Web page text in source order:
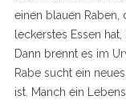
einen blauen
leckerstes Essen
Dann brennt es im
Rabe sucht ein
ist. Manch ein